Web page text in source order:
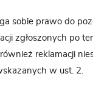
sobie prawo do
zgłoszonych po
reklamacji
w ust. 2.